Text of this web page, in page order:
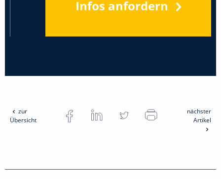
Infos anfordern
zur
Übersicht
nächster
Artikel